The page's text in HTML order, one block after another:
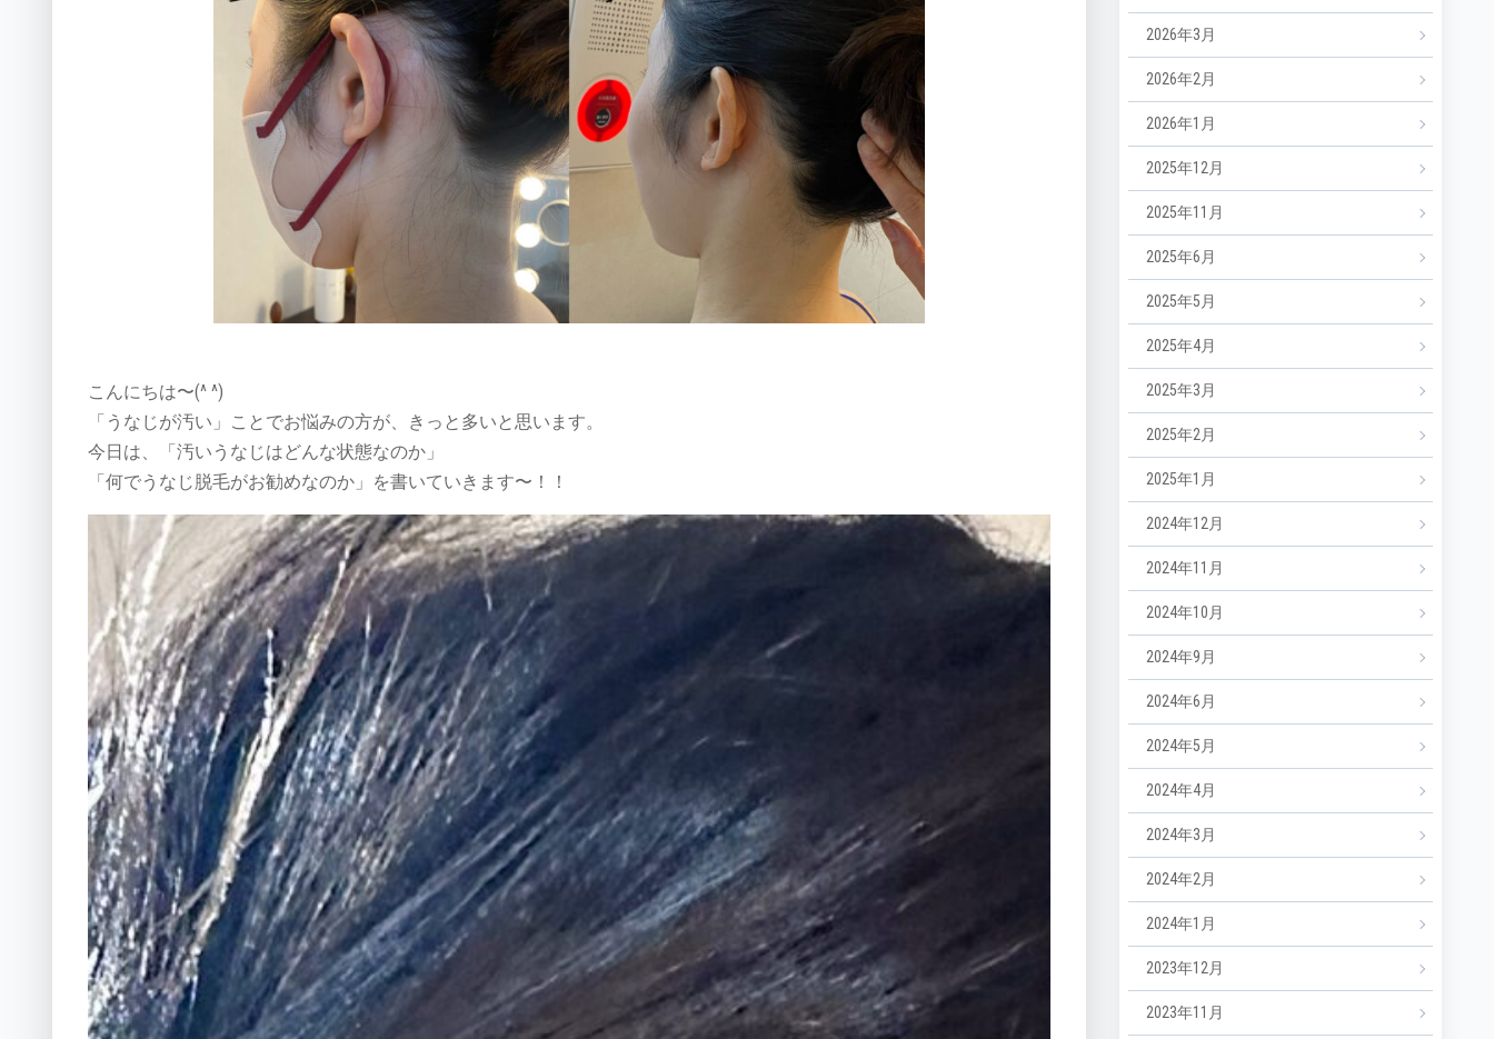
こんにちは〜(^ ^)
「うなじが汚い」ことでお悩みの方が、きっと多いと思います。
今日は、「汚いうなじはどんな状態なのか」
「何でうなじ脱毛がお勧めなのか」を書いていきます〜！！
2026年3月
2026年2月
2026年1月
2025年12月
2025年11月
2025年6月
2025年5月
2025年4月
2025年3月
2025年2月
2025年1月
2024年12月
2024年11月
2024年10月
2024年9月
2024年6月
2024年5月
2024年4月
2024年3月
2024年2月
2024年1月
2023年12月
2023年11月